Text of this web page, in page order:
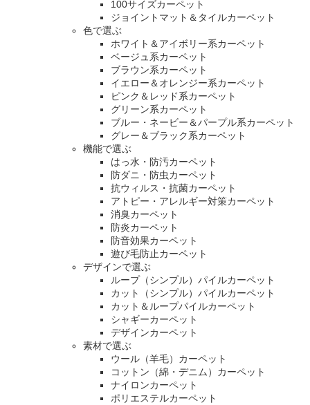
100サイズカーペット
ジョイントマット＆タイルカーペット
色で選ぶ
ホワイト＆アイボリー系カーペット
ベージュ系カーペット
ブラウン系カーペット
イエロー＆オレンジー系カーペット
ピンク＆レッド系カーペット
グリーン系カーペット
ブルー・ネービー＆パープル系カーペット
グレー＆ブラック系カーペット
機能で選ぶ
はっ水・防汚カーペット
防ダニ・防虫カーペット
抗ウィルス・抗菌カーペット
アトピー・アレルギー対策カーペット
消臭カーペット
防炎カーペット
防音効果カーペット
遊び毛防止カーペット
デザインで選ぶ
ループ（シンプル）パイルカーペット
カット（シンプル）パイルカーペット
カット＆ループパイルカーペット
シャギーカーペット
デザインカーペット
素材で選ぶ
ウール（羊毛）カーペット
コットン（綿・デニム）カーペット
ナイロンカーペット
ポリエステルカーペット